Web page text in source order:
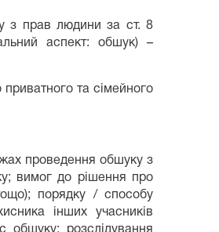
з прав людини за ст. 8
аспект: обшук) –
та сімейного
проведення обшуку з
вимог до рішення про
порядку / способу
інших учасників
обшуку; розслідування